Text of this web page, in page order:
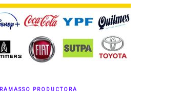
RAMASSO PRODUCTORA